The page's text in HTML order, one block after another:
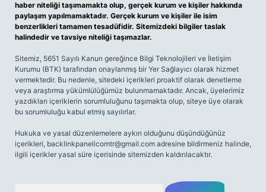
haber niteliği taşımamakta olup, gerçek kurum ve kişiler hakkında
paylaşım yapılmamaktadır. Gerçek kurum ve kişiler ile isim
benzerlikleri tamamen tesadüfidir. Sitemizdeki bilgiler taslak
halindedir ve tavsiye niteliği taşımazlar.
Sitemiz, 5651 Sayılı Kanun gereğince Bilgi Teknolojileri ve İletişim
Kurumu (BTK) tarafından onaylanmış bir Yer Sağlayıcı olarak hizmet
vermektedir. Bu nedenle, sitedeki içerikleri proaktif olarak denetleme
veya araştırma yükümlülüğümüz bulunmamaktadır. Ancak, üyelerimiz
yazdıkları içeriklerin sorumluluğunu taşımakta olup, siteye üye olarak
bu sorumluluğu kabul etmiş sayılırlar.
Hukuka ve yasal düzenlemelere aykırı olduğunu düşündüğünüz
içerikleri, backlinkpanelicomtr@gmail.com adresine bildirmeniz halinde,
ilgili içerikler yasal süre içerisinde sitemizden kaldırılacaktır.